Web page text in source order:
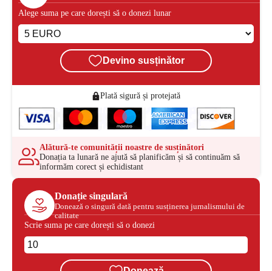
Alege suma pe care dorești să o donezi lunar
Devino susținător
Plată sigură și protejată
Alătură-te comunității noastre de susținători
Donația ta lunară ne ajută să planificăm și să continuăm să
informăm corect și echidistant
Donație singulară
Donează o singură dată pentru susținerea jurnalismului de
calitate
Scrie suma pe care dorești să o donezi